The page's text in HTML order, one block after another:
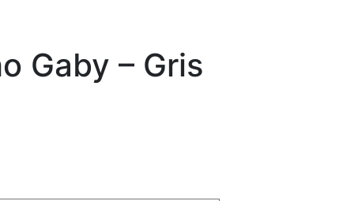
Gaby – Gris